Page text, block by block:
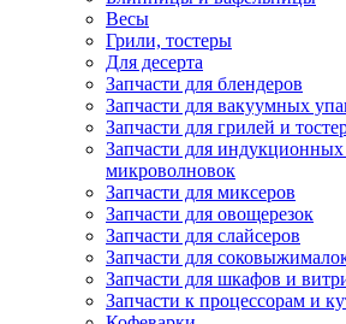
Весы
Грили, тостеры
Для десерта
Запчасти для блендеров
Запчасти для вакуумных
Запчасти для грилей и
Запчасти для
микроволновок
Запчасти для миксеров
Запчасти для овощерезок
Запчасти для слайсеров
Запчасти для
Запчасти для шкафов и
Запчасти к процессорам и